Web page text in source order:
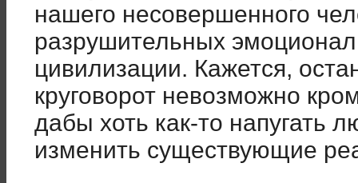
нашего несовершенного
разрушительных
цивилизации. Кажется,
круговорот невозможно
дабы хоть как-то напугать
изменить существующие